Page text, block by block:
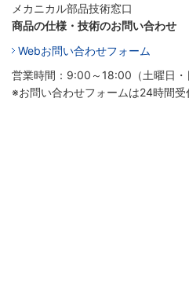
メカニカル部品技術窓口
商品の仕様・技術のお問い合わせ
Webお問い合わせフォーム
営業時間：9:00～18:00（土曜日・
※お問い合わせフォームは24時間受